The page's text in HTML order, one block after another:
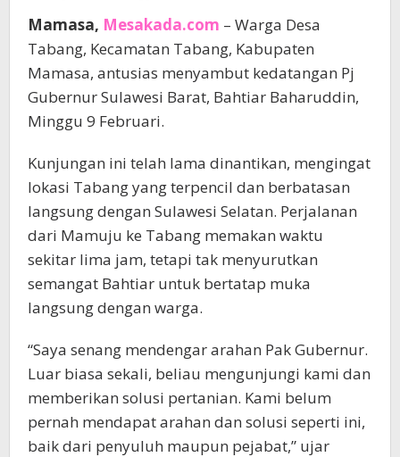
Mamasa, Mesakada.com – Warga Desa
Tabang, Kecamatan Tabang, Kabupaten
Mamasa, antusias menyambut kedatangan Pj
Gubernur Sulawesi Barat, Bahtiar Baharuddin,
Minggu 9 Februari.
Kunjungan ini telah lama dinantikan, mengingat
lokasi Tabang yang terpencil dan berbatasan
langsung dengan Sulawesi Selatan. Perjalanan
dari Mamuju ke Tabang memakan waktu
sekitar lima jam, tetapi tak menyurutkan
semangat Bahtiar untuk bertatap muka
langsung dengan warga.
“Saya senang mendengar arahan Pak Gubernur.
Luar biasa sekali, beliau mengunjungi kami dan
memberikan solusi pertanian. Kami belum
pernah mendapat arahan dan solusi seperti ini,
baik dari penyuluh maupun pejabat,” ujar